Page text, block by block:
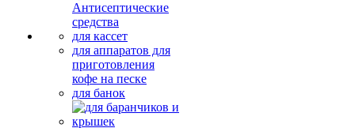
Антисептические
средства
для кассет
для аппаратов для
приготовления
кофе на песке
для банок